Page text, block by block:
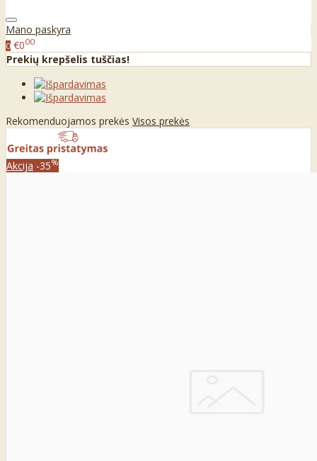
Mano paskyra
0 €000
Prekių krepšelis tuščias!
Rekomenduojamos prekės Visos prekės
Akcija -35%